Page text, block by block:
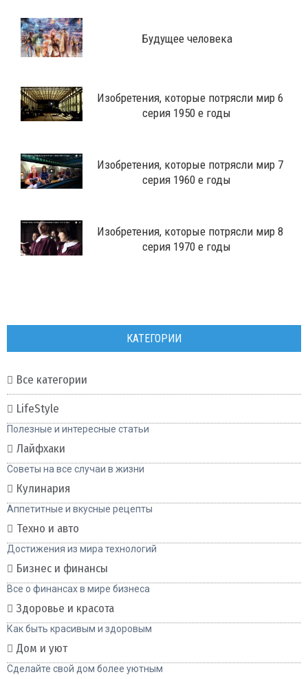
Будущее человека
Изобретения, которые потрясли мир 6
серия 1950 е годы
Изобретения, которые потрясли мир 7
серия 1960 е годы
Изобретения, которые потрясли мир 8
серия 1970 е годы
КАТЕГОРИИ
Все категории
LifeStyle
Полезные и интересные статьи
Лайфхаки
Советы на все случаи в жизни
Кулинария
Аппетитные и вкусные рецепты
Техно и авто
Достижения из мира технологий
Бизнес и финансы
Все о финансах в мире бизнеса
Здоровье и красота
Как быть красивым и здоровым
Дом и уют
Сделайте свой дом более уютным